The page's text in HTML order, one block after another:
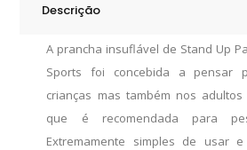
quantity
Descrição
A prancha insuflável de Stand Up
Sports foi concebida a pensar
crianças mas também nos
que é recomendada para
Extremamente simples de usar